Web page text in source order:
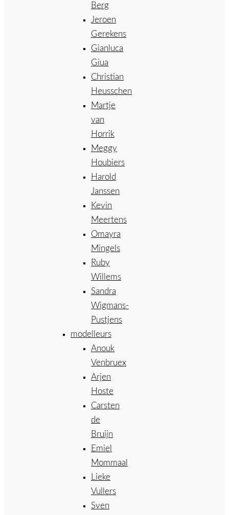
Berg
Jeroen
Gerekens
Gianluca
Giua
Christian
Heusschen
Martje
van
Horrik
Meggy
Houbiers
Harold
Janssen
Kevin
Meertens
Omayra
Mingels
Ruby
Willems
Sandra
Wigmans-
Pustjens
modelleurs
Anouk
Venbruex
Arjen
Hoste
Carsten
de
Bruijn
Emiel
Mommaal
Lieke
Vullers
Sven